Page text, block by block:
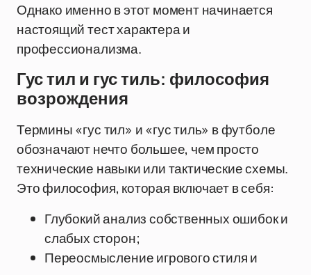
Однако именно в этот момент начинается
настоящий тест характера и
профессионализма.
Гус тил и гус тиль: философия
возрождения
Термины «гус тил» и «гус тиль» в футболе
обозначают нечто большее, чем просто
технические навыки или тактические схемы.
Это философия, которая включает в себя:
Глубокий анализ собственных ошибок и
слабых сторон;
Переосмысление игрового стиля и